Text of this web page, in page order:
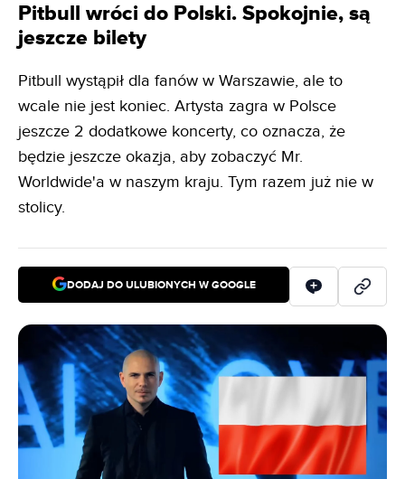
Pitbull wróci do Polski. Spokojnie, są
jeszcze bilety
Pitbull wystąpił dla fanów w Warszawie, ale to
wcale nie jest koniec. Artysta zagra w Polsce
jeszcze 2 dodatkowe koncerty, co oznacza, że
będzie jeszcze okazja, aby zobaczyć Mr.
Worldwide'a w naszym kraju. Tym razem już nie w
stolicy.
DODAJ DO ULUBIONYCH W GOOGLE